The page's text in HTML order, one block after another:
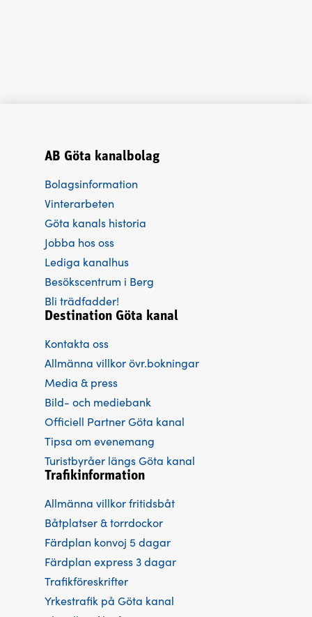
AB Göta kanalbolag
Bolagsinformation
Vinterarbeten
Göta kanals historia
Jobba hos oss
Lediga kanalhus
Besökscentrum i Berg
Bli trädfadder!
Destination Göta kanal
Kontakta oss
Allmänna villkor övr.bokningar
Media & press
Bild- och mediebank
Officiell Partner Göta kanal
Tipsa om evenemang
Turistbyråer längs Göta kanal
Trafikinformation
Allmänna villkor fritidsbåt
Båtplatser & torrdockor
Färdplan konvoj 5 dagar
Färdplan express 3 dagar
Trafikföreskrifter
Yrkestrafik på Göta kanal